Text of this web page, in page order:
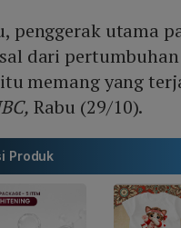
penggerak utama
dari
memang yang
Rabu (29/10).
Produk